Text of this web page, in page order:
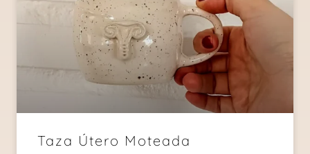
Taza Útero Moteada